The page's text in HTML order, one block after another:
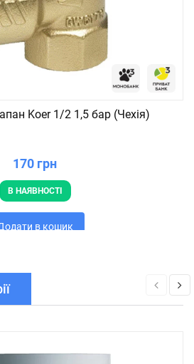
Koer 1/2 1,5 бар (Чехія)
170 грн
В НАЯВНОСТІ
в кошик